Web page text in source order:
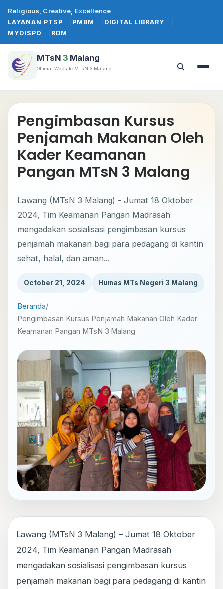
konten
Religious, Creative, Excellence
LAYANAN PTSP PMBM
DIGITAL LIBRARY
MYDISPO
RDM
MTsN 3 Malang
Official Website MTsN 3 Malang
Buka
Buka
Pengimbasan Kursus
Penjamah Makanan Oleh
Kader Keamanan
Pangan MTsN 3 Malang
Lawang (MTsN 3 Malang) - Jumat 18 Oktober
2024, Tim Keamanan Pangan Madrasah
mengadakan sosialisasi pengimbasan kursus
penjamah makanan bagi para pedagang di kantin
sehat, halal, dan aman...
October 21, 2024 Humas MTs Negeri 3 Malang
Beranda/
Pengimbasan Kursus Penjamah Makanan Oleh Kader
Keamanan Pangan MTsN 3 Malang
Lawang (MTsN 3 Malang) – Jumat 18 Oktober
2024, Tim Keamanan Pangan Madrasah
mengadakan sosialisasi pengimbasan kursus
penjamah makanan bagi para pedagang di kantin